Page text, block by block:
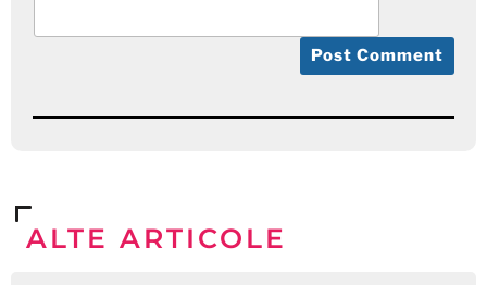
ALTE ARTICOLE